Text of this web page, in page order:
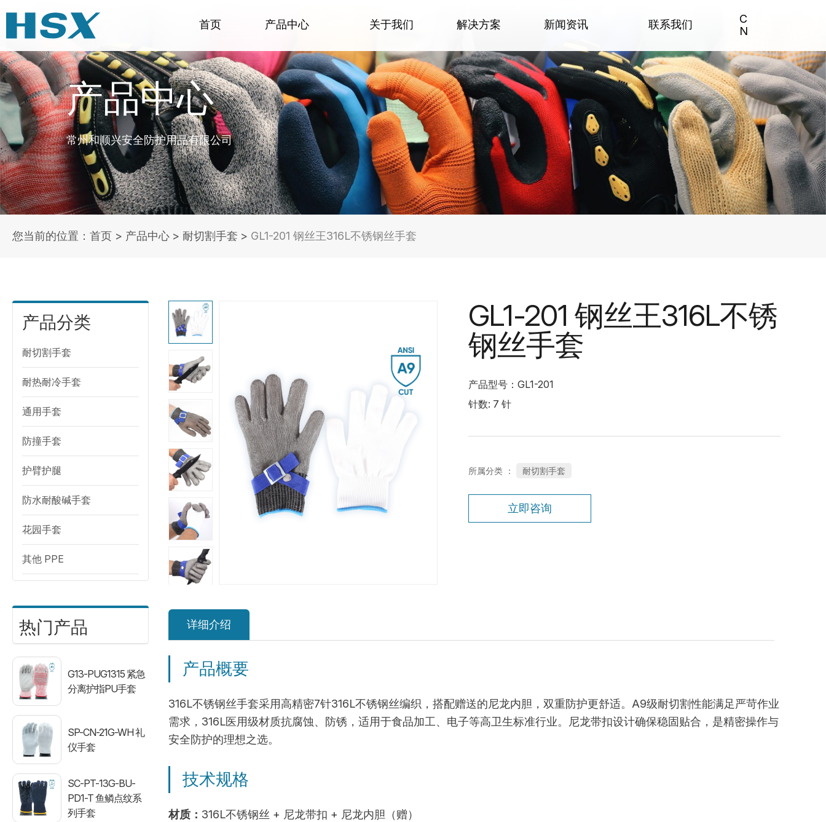
首页 产品中心 关于我们 解决方案 新闻资讯 联系我们
C
N
产品中心
常州和顺兴安全防护用品有限公司
您当前的位置：首页 > 产品中心 > 耐切割手套 > GL1-201 钢丝王316L不锈钢丝手套
产品分类
耐切割手套
耐热耐冷手套
通用手套
防撞手套
护臂护腿
防水耐酸碱手套
花园手套
其他 PPE
热门产品
G13-PUG1315 紧急
分离护指PU手套
SP-CN-21G-WH 礼
仪手套
SC-PT-13G-BU-
PD1-T 鱼鳞点纹系
列手套
GL1-201 钢丝王316L不锈
钢丝手套
产品型号：GL1-201
针数: 7 针
所属分类 ： 耐切割手套
立即咨询
详细介绍
产品概要
316L不锈钢丝手套采用高精密7针316L不锈钢丝编织，搭配赠送的尼龙内胆，双重防护更舒适。A9级耐切割性能满足严苛作业
需求，316L医用级材质抗腐蚀、防锈，适用于食品加工、电子等高卫生标准行业。尼龙带扣设计确保稳固贴合，是精密操作与
安全防护的理想之选。
技术规格
材质： 316L不锈钢丝 + 尼龙带扣 + 尼龙内胆（赠）